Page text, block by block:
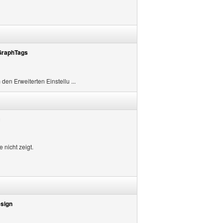
Erweiterten Einstellu ...
nicht zeigt.